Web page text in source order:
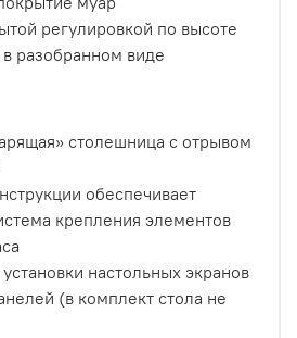
регулировкой по высоте
в разобранном виде
столешница с отрывом
обеспечивает
крепления элементов
настольных экранов
(в комплект стола не